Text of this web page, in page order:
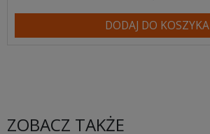
DODAJ DO KOSZYKA
ZOBACZ TAKŻE